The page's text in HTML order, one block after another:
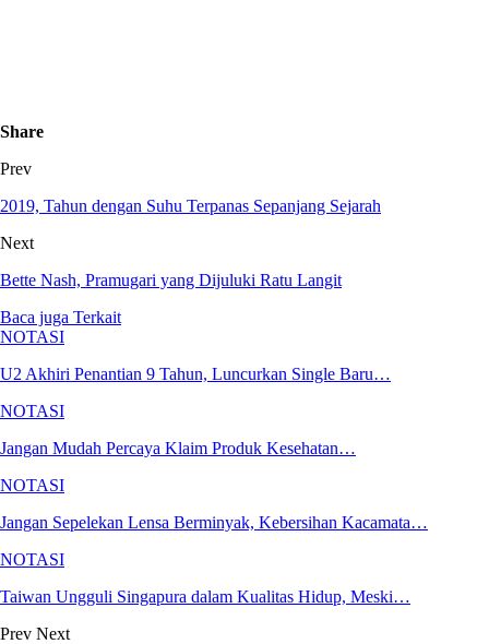
Share
Prev
2019, Tahun dengan Suhu Terpanas Sepanjang Sejarah
Next
Bette Nash, Pramugari yang Dijuluki Ratu Langit
Baca juga Terkait
NOTASI
U2 Akhiri Penantian 9 Tahun, Luncurkan Single Baru…
NOTASI
Jangan Mudah Percaya Klaim Produk Kesehatan…
NOTASI
Jangan Sepelekan Lensa Berminyak, Kebersihan Kacamata…
NOTASI
Taiwan Ungguli Singapura dalam Kualitas Hidup, Meski…
Prev Next